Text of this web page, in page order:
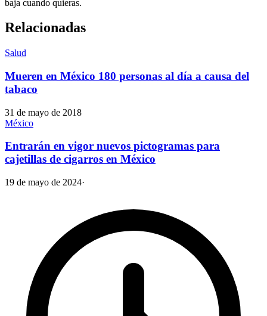
baja cuando quieras.
Relacionadas
Salud
Mueren en México 180 personas al día a causa del
tabaco
31 de mayo de 2018
México
Entrarán en vigor nuevos pictogramas para
cajetillas de cigarros en México
19 de mayo de 2024·